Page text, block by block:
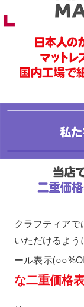
クラフティア
いただけるよ
ール表示
な二重価格